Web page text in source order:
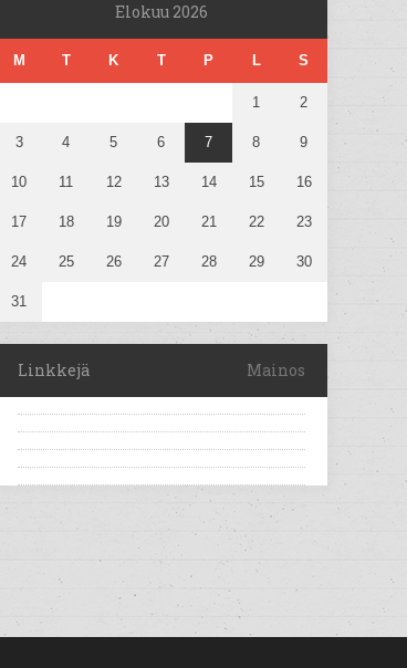
Elokuu 2026
M T K T P L S
1 2
3 4 5 6 7 8 9
10 11 12 13 14 15 16
17 18 19 20 21 22 23
24 25 26 27 28 29 30
31
Linkkejä Mainos